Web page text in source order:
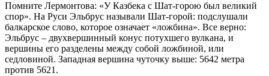
Помните Лермонтова: «У Казбека с Шат-горою был великий
спор». На Руси Эльбрус называли Шат-горой: подслушали
балкарское слово, которое означает «ложбина». Все верно:
Эльбрус – двухвершинный конус потухшего вулкана, и
вершины его разделены между собой ложбиной, или
седловиной. Западная вершина чуточку выше: 5642 метра
против 5621.